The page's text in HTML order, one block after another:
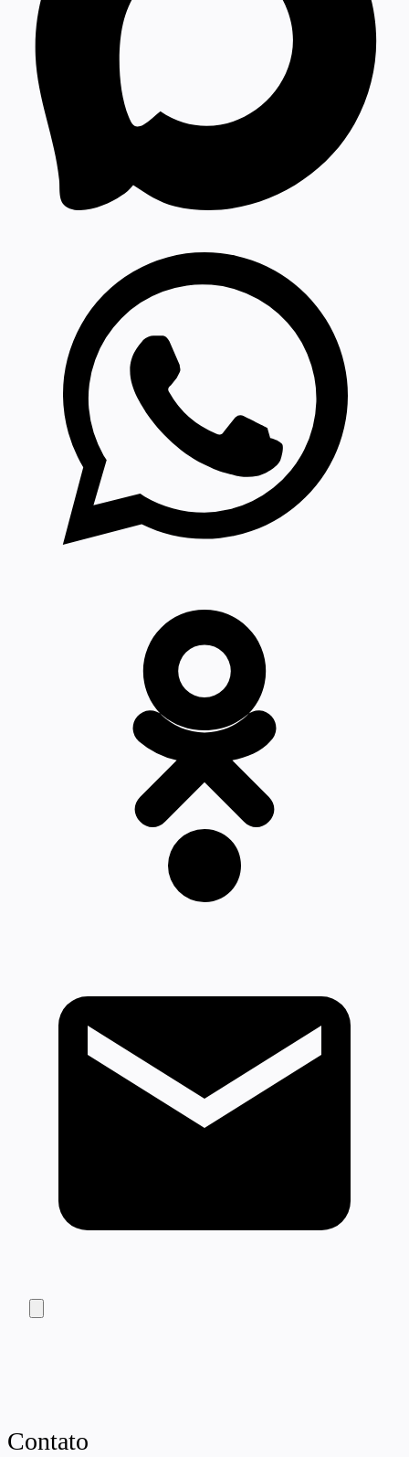
Contato